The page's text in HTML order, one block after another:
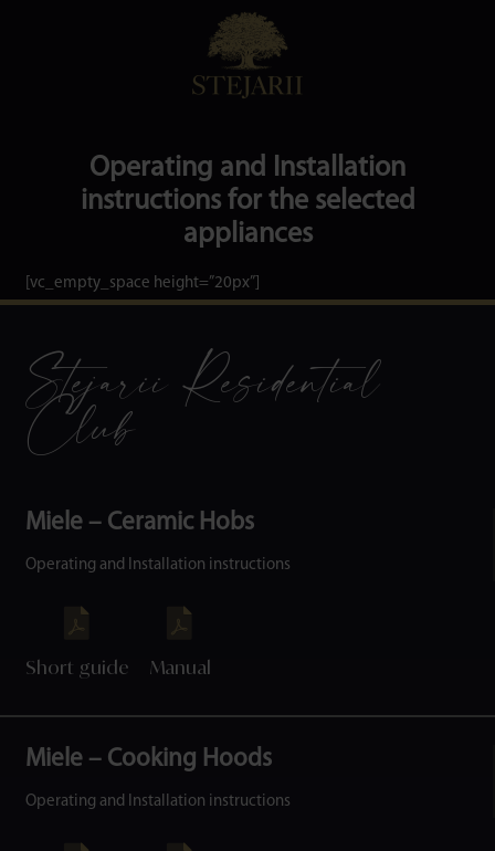
Operating and Installation
instructions for the selected
appliances
[vc_empty_space height=”20px”]
Stejarii Residential
Club
Miele – Ceramic Hobs
Operating and Installation instructions
Short guide Manual
Miele – Cooking Hoods
Operating and Installation instructions